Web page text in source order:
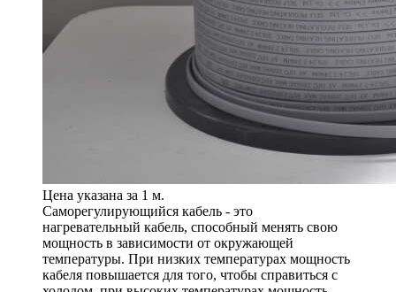
Цена указана за 1 м.
Саморегулирующийся кабель - это
нагревательный кабель, способный менять свою
мощность в зависимости от окружающей
температуры. При низких температурах мощность
кабеля повышается для того, чтобы справиться с